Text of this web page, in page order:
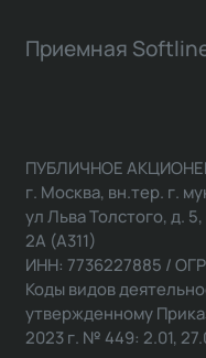
Приемная
ПУБЛИЧНОЕ
г. Москва, вн.тер. г.
ул Льва Толстого, д.
2А (А311)
ИНН: 7736227885 /
Коды видов
утвержденному
2023 г. № 449: 2.01,